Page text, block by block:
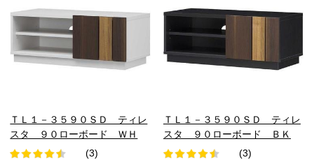
ＴＬ１－３５９０ＳＤ ティレ
スタ ９０ローボード ＷＨ
(3)
ＴＬ１－３５９０ＳＤ ティレ
スタ ９０ローボード ＢＫ
(3)